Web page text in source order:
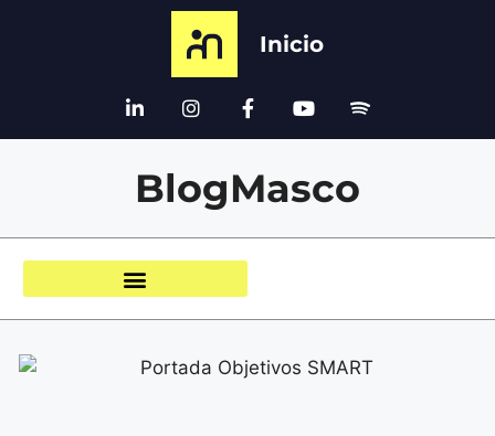
Inicio
BlogMasco